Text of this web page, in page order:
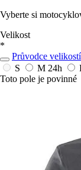
Vyberte si
Velikost
*
Průvodce velikostí
S
M 24h
Toto pole je povinné